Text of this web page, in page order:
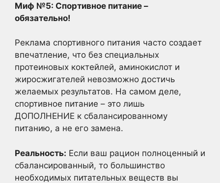
Миф №5: Спортивное питание –
обязательно!
Реклама спортивного питания часто создает
впечатление, что без специальных
протеиновых коктейлей, аминокислот и
жиросжигателей невозможно достичь
желаемых результатов. На самом деле,
спортивное питание – это лишь
ДОПОЛНЕНИЕ к сбалансированному
питанию, а не его замена.
Реальность: Если ваш рацион полноценный и
сбалансированный, то большинство
необходимых питательных веществ вы